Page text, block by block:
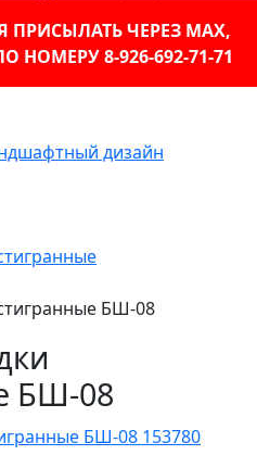
ЧЕРЕЗ MAX,
НОМЕРУ 8-926-692-71-71
дизайн
БШ-08
БШ-08